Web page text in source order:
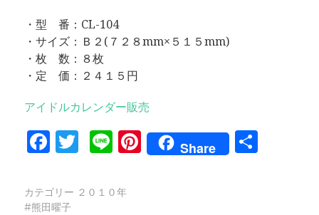
・型 番：CL-104
・サイズ：Ｂ２(７２８mm×５１５mm)
・枚 数：８枚
・定 価：２４１５円
アイドルカレンダー販売
Facebook
Twitter
LinePinterest
Share
共
カテゴリー ２０１０年
熊田曜子